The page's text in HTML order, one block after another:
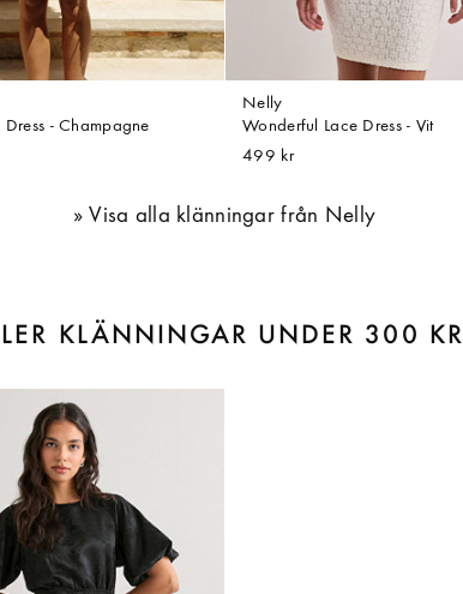
Dress - Champagne
Nelly
Wonderful Lace Dress - Vit
499 kr
Visa alla klänningar från Nelly
KLÄNNINGAR UNDER 300 KR